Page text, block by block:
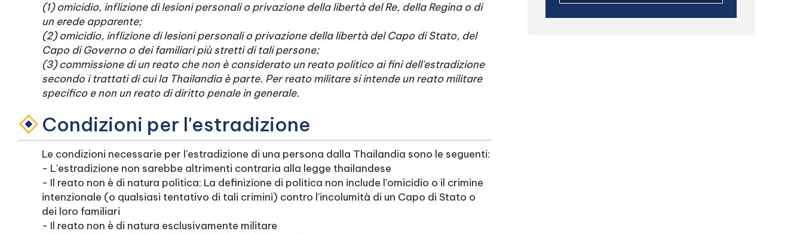
(1) omicidio, inflizione di lesioni personali o privazione della libertà del Re, della Regina o di
un erede apparente;
(2) omicidio, inflizione di lesioni personali o privazione della libertà del Capo di Stato, del
Capo di Governo o dei familiari più stretti di tali persone;
(3) commissione di un reato che non è considerato un reato politico ai fini dell'estradizione
secondo i trattati di cui la Thailandia è parte. Per reato militare si intende un reato militare
specifico e non un reato di diritto penale in generale.
Condizioni per l'estradizione
Le condizioni necessarie per l'estradizione di una persona dalla Thailandia sono le seguenti:
- L'estradizione non sarebbe altrimenti contraria alla legge thailandese
- Il reato non è di natura politica: La definizione di politica non include l'omicidio o il crimine
intenzionale (o qualsiasi tentativo di tali crimini) contro l'incolumità di un Capo di Stato o
dei loro familiari
- Il reato non è di natura esclusivamente militare